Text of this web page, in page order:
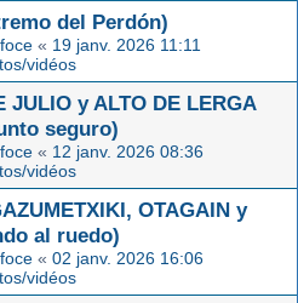
del Perdón)
« 19 janv. 2026 11:11
vidéos
JULIO y ALTO DE LERGA
seguro)
« 12 janv. 2026 08:36
vidéos
OTAGAIN y
al ruedo)
« 02 janv. 2026 16:06
vidéos